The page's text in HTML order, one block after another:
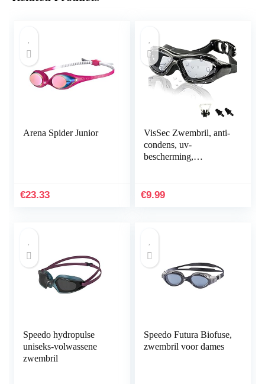
Arena Spider Junior
€23.33
VisSec Zwembril, anti-
condens, uv-
bescherming,
gepolariseerde
€9.99
Speedo hydropulse
uniseks-volwassene
zwembril
Speedo Futura Biofuse,
zwembril voor dames